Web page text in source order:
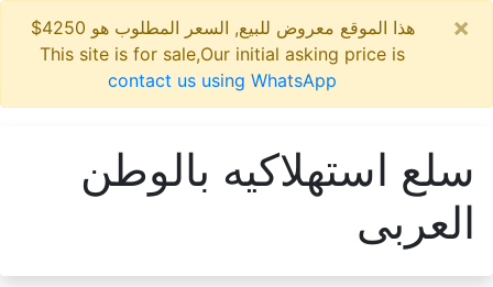
هذا الموقع معروض للبيع, السعر المطلوب هو 4250$
This site is for sale,Our initial asking price is
contact us using WhatsApp
سلع استهلاكيه بالوطن
العربى